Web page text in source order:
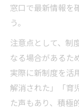
窓口で最新情報を
う。
注意点として、制
なる場合があるた
実際に新制度を活
解消された」「育
た声もあり、積極